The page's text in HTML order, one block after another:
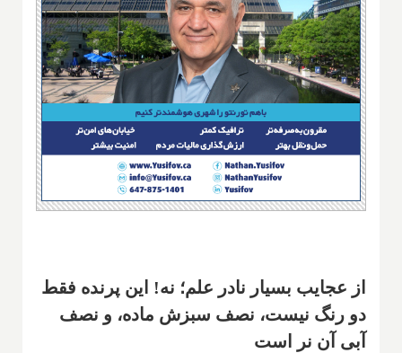
از عجایب بسیار نادر علم؛ نه! این پرنده فقط
دو رنگ نیست، نصف سبزش ماده، و نصف
آبی آن نر است